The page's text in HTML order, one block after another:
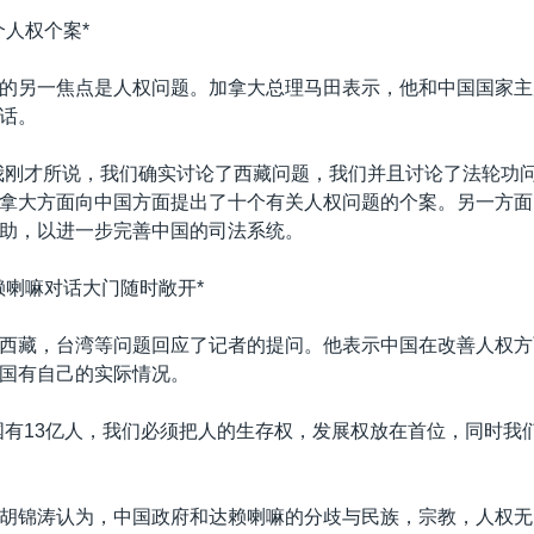
人权个案*
另一焦点是人权问题。加拿大总理马田表示，他和中国国家
。
刚才所说，我们确实讨论了西藏问题，我们并且讨论了法轮功
大方面向中国方面提出了十个有关人权问题的个案。另一方
，以进一步完善中国的司法系统。
嘛对话大门随时敞开*
藏，台湾等问题回应了记者的提问。他表示中国在改善人权
有自己的实际情况。
有13亿人，我们必须把人的生存权，发展权放在首位，同时我
锦涛认为，中国政府和达赖喇嘛的分歧与民族，宗教，人权